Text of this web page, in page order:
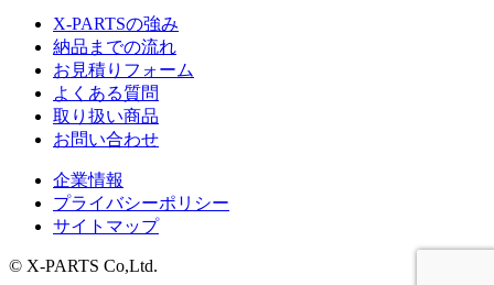
X-PARTSの強み
納品までの流れ
お見積りフォーム
よくある質問
取り扱い商品
お問い合わせ
企業情報
プライバシーポリシー
サイトマップ
© X-PARTS Co,Ltd.